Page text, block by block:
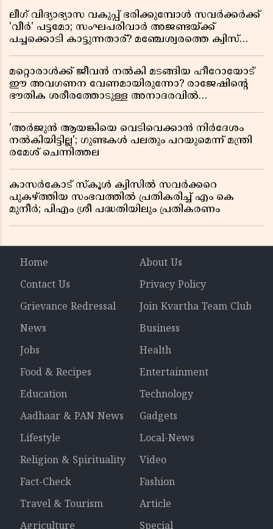
ലീഗ് വിദ്യാഭ്യാസ വകുപ്പ് ഭരിക്കുമ്പോൾ സവർക്കർക്ക്
'വീർ' പട്ടമോ; സംഘപരിവാർ അജണ്ടയ്ക്ക്
പച്ചക്കൊടി കാട്ടുന്നതാര്? മഞ്ചേശ്വരത്തെ ക്വിസ്
മറ്റൊരാൾക്ക് ജീവൻ നൽകി മടങ്ങിയ ഹീറോയോട്
ഈ അവഗണന വേണമായിരുന്നോ? രാജേഷിൻ്റെ
ഭൗതിക ശരീരത്തോടുള്ള അനാദരവിൽ
'അർജുൻ ആയങ്കിയെ വെടിവെക്കാൻ നിർദേശം
നൽകിയിട്ടില്ല'; ഗുണ്ടകൾ പലതും പറയുമെന്ന് മന്ത്രി
രമേശ് ചെന്നിത്തല
കാസർകോട് സ്കൂൾ ക്വിസിൽ സവർക്കറെ
പുകഴ്ത്തിയ സംഭവത്തിൽ പ്രതികരിച്ച് എം കെ
മുനീർ; പിഎം ശ്രീ പദ്ധതിയിലും പ്രതികരണം
Home
About Us
Contact Us
Privacy Policy
Grievance Redressal
Join Kvartha Team Club
News
Business
Jobs
Health
Food & Recipes
Entertainment
Education
Technology
Aadhaar & PAN News
Gadgets
Lifestyle
Local-News
Religion & Spirituality
Video
Fact-Check
Fashion
Travel & Tourism
Article
Agriculture
Special